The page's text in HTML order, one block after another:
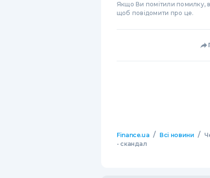
Якщо Ви помітили помилку,
щоб повідомити про це.
Finance.ua / Всі новини /
- скандал